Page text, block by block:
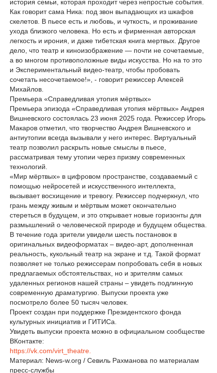
история семьи, которая проходит через непростые события.
Как говорит сама Ника: под звон выпадающих из шкафов
скелетов. В пьесе есть и любовь, и чуткость, и проживание
ухода близкого человека. Но есть и фирменная авторская
легкость и ирония, и даже тибетская книга мертвых. Другое
дело, что театр и киноизображение — почти не сочетаемые,
а во многом противоположные виды искусства. Но на то это
и Экспериментальный видео-театр, чтобы пробовать
сочетать несочетаемое!», - говорит режиссер Алексей
Михайлов.
Премьера «Справедливая утопия мёртвых»
Премьера эпизода «Справедливая утопия мёртвых» Андрея
Вишневского состоялась 23 июня 2025 года. Режиссер Игорь
Макаров отметил, что творчество Андрея Вишневского и
антиутопии всегда вызывали у него интерес. Виртуальный
театр позволил раскрыть новые смыслы в пьесе,
рассматривая тему утопии через призму современных
технологий.
«Мир мёртвых» в цифровом пространстве, создаваемый с
помощью нейросетей и искусственного интеллекта,
вызывает восхищение и тревогу. Режиссер подчеркнул, что
грань между живым и мёртвым может окончательно
стереться в будущем, и это открывает новые горизонты для
размышлений о человеческой природе и будущем общества.
В течение года зрители увидели шесть постановок в
оригинальных видеоформатах – видео-арт, дополненная
реальность, кукольный театр на экране и т.д. Такой формат
позволяет не только режиссерам попробовать себя в новых
предлагаемых обстоятельствах, но и зрителям самых
удаленных регионов нашей страны – увидеть подлинную
современную драматургию. Выпуски проекта уже
посмотрело более 50 тысяч человек.
Проект создан при поддержке Президентского фонда
культурных инициатив и ГИТИСа.
Увидеть выпуски проекта можно в официальном сообществе
ВКонтакте:
https://vk.com/virt_theatre.
Материал: News-w.org / Севиль Рахманова по материалам
пресс-службы